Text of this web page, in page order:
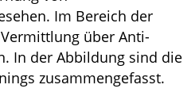
Im Bereich der
über Anti-
In der Abbildung sind die
zusammengefasst.